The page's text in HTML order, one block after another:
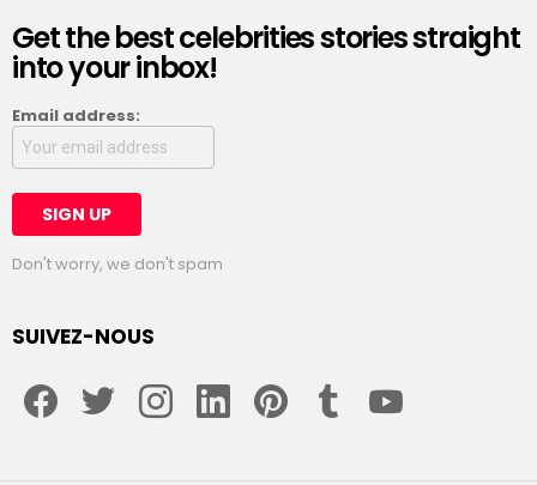
Get the best celebrities stories straight
into your inbox!
Email address:
Don't worry, we don't spam
SUIVEZ-NOUS